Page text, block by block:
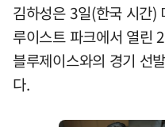
김하성은 3일(한국 시간)
루이스트 파크에서 열린
블루제이스와의 경기 선
다.